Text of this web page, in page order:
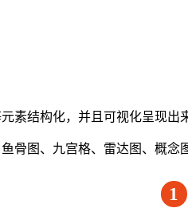
素结构化，并且可视化呈现出
骨图、九宫格、雷达图、概念
1